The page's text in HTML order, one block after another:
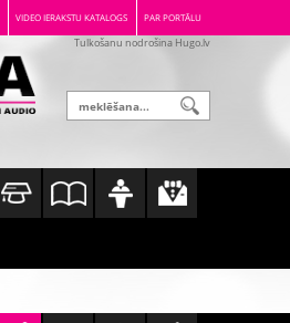
VIDEO IERAKSTU KATALOGS PAR PORTĀLU
Tulkošanu nodrošina Hugo.lv